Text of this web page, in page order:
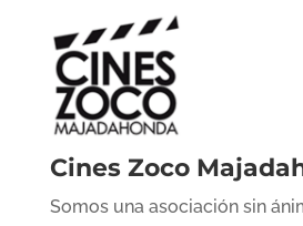
Cines Zoco
Somos una asociación sin